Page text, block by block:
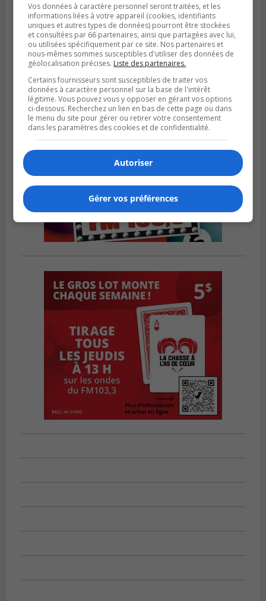
BOUCHERVILLE
Publié le 10 août 2026 à 05h37
Les jeunes cyclistes de la Rive-Sud se
démarquent à Boucherville
Vos données à caractère personnel seront traitées, et les
informations liées à votre appareil (cookies, identifiants
uniques et autres types de données) pourront être stockées
et consultées par 66 partenaires, ainsi que partagées avec lui,
ou utilisées spécifiquement par ce site. Nos partenaires et
nous-mêmes sommes susceptibles d'utiliser des données de
géolocalisation précises. Liste des partenaires.
Certains fournisseurs sont susceptibles de traiter vos
données à caractère personnel sur la base de l'intérêt
légitime. Vous pouvez vous y opposer en gérant vos options
ci-dessous. Recherchez un lien en bas de cette page ou dans
le menu du site pour gérer ou retirer votre consentement
dans les paramètres des cookies et de confidentialité.
Autoriser
Gérer vos préférences